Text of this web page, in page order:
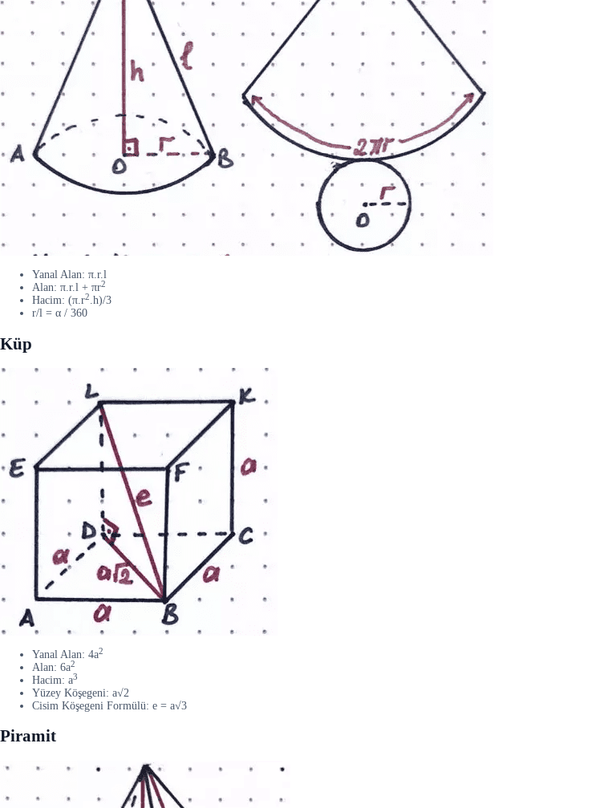
Yanal Alan: π.r.l
Alan: π.r.l + πr2
Hacim: (π.r2.h)/3
r/l = α / 360
Küp
Yanal Alan: 4a2
Alan: 6a2
Hacim: a3
Yüzey Köşegeni: a√2
Cisim Köşegeni Formülü: e = a√3
Piramit